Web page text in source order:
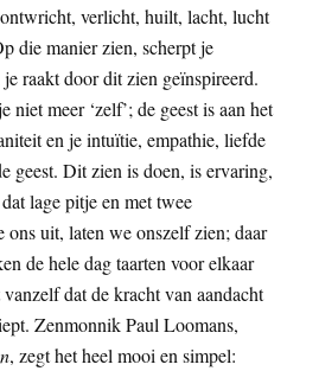
verlicht, huilt, lacht, lucht
die manier zien, scherpt je
raakt door dit zien geïnspireerd.
niet meer ‘zelf’; de geest is aan het
en je intuïtie, empathie, liefde
geest. Dit zien is doen, is ervaring,
lage pitje en met twee
uit, laten we onszelf zien; daar
de hele dag taarten voor elkaar
dat de kracht van aandacht
Zenmonnik Paul Loomans,
, zegt het heel mooi en simpel: